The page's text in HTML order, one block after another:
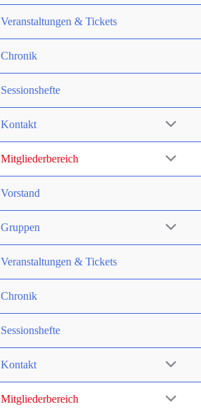
Veranstaltungen & Tickets
Chronik
Sessionshefte
Kontakt
Mitgliederbereich
Vorstand
Gruppen
Veranstaltungen & Tickets
Chronik
Sessionshefte
Kontakt
Mitgliederbereich